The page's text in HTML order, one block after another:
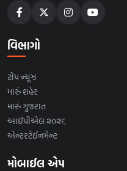
વિભાગો
ટોપ ન્યૂઝ
મારું શહેર
મારું ગુજરાત
આઈપીએલ ૨૦૨૬
એન્ટરટેઈનમેન્ટ
મોબાઈલ એપ